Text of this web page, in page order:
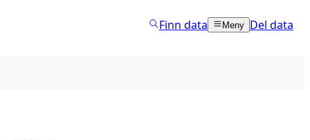
Finn data Meny Del data